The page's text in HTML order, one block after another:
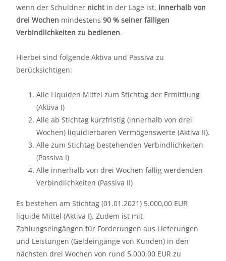
wenn der Schuldner nicht in der Lage ist, innerhalb von
drei Wochen mindestens 90 % seiner fälligen
Verbindlichkeiten zu bedienen.
Hierbei sind folgende Aktiva und Passiva zu
berücksichtigen:
Alle Liquiden Mittel zum Stichtag der Ermittlung
(Aktiva I)
Alle ab Stichtag kurzfristig (innerhalb von drei
Wochen) liquidierbaren Vermögenswerte (Aktiva II).
Alle zum Stichtag bestehenden Verbindlichkeiten
(Passiva I)
Alle innerhalb von drei Wochen fällig werdenden
Verbindlichkeiten (Passiva II)
Es bestehen am Stichtag (01.01.2021) 5.000,00 EUR
liquide Mittel (Aktiva I). Zudem ist mit
Zahlungseingängen für Forderungen aus Lieferungen
und Leistungen (Geldeingänge von Kunden) in den
nächsten drei Wochen von rund 5.000,00 EUR zu